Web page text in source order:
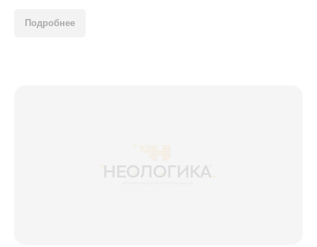
Подробнее